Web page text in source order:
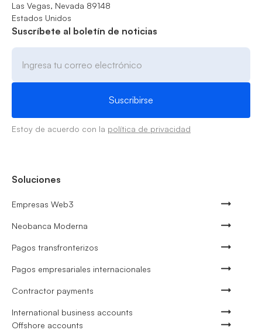
Las Vegas, Nevada 89148
Estados Unidos
Suscríbete al boletín de noticias
Estoy de acuerdo con la política de privacidad
Soluciones
Empresas Web3
Neobanca Moderna
Pagos transfronterizos
Pagos empresariales internacionales
Contractor payments
International business accounts
Offshore accounts